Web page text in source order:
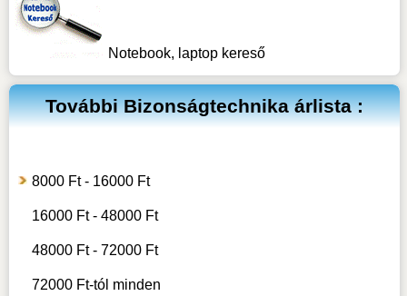
Notebook, laptop kereső
TovábbiBizonságtechnikaárlista :
8000 Ft - 16000 Ft
16000 Ft - 48000 Ft
48000 Ft - 72000 Ft
72000 Ft-tól minden